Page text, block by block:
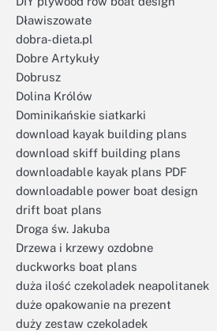
Dławiszowate
dobra-dieta.pl
Dobre Artykuły
Dobrusz
Dolina Królów
Dominikańskie siatkarki
download kayak building plans
download skiff building plans
downloadable kayak plans PDF
downloadable power boat design
drift boat plans
Droga św. Jakuba
Drzewa i krzewy ozdobne
duckworks boat plans
duża ilość czekoladek neapolitanek
duże opakowanie na prezent
duży zestaw czekoladek